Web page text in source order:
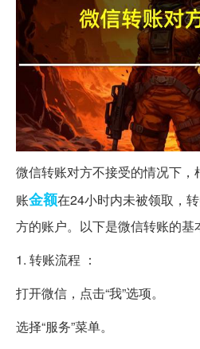
微信转账对方不接受的情况下
账金额在24小时内未被领取，
方的账户。以下是微信转账的基
1. 转账流程 ：
打开微信，点击“我”选项。
选择“服务”菜单。